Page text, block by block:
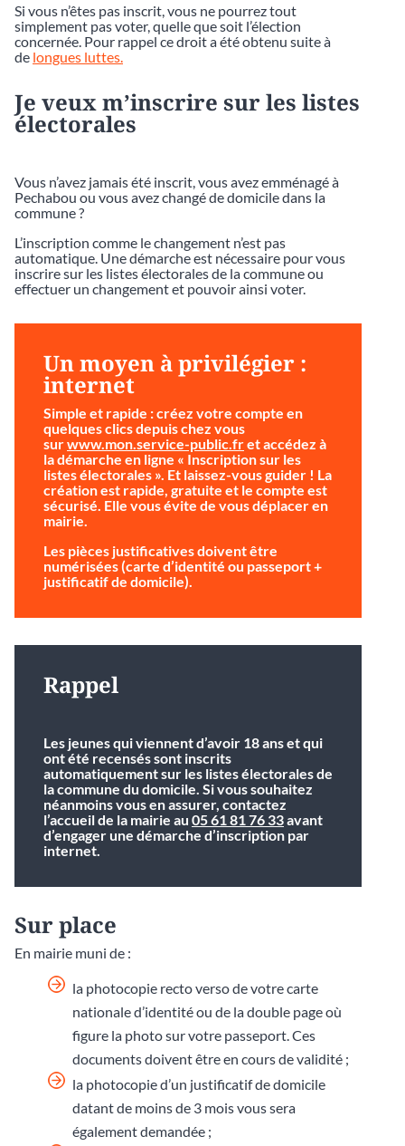
Si vous n’êtes pas inscrit, vous ne pourrez tout
simplement pas voter, quelle que soit l’élection
concernée. Pour rappel ce droit a été obtenu suite à
de longues luttes.
Je veux m’inscrire sur les listes
électorales
Vous n’avez jamais été inscrit, vous avez emménagé à
Pechabou ou vous avez changé de domicile dans la
commune ?
L’inscription comme le changement n’est pas
automatique. Une démarche est nécessaire pour vous
inscrire sur les listes électorales de la commune ou
effectuer un changement et pouvoir ainsi voter.
Un moyen à privilégier :
internet
Simple et rapide : créez votre compte en
quelques clics depuis chez vous
surwww.mon.service-public.fret accédez à
la démarche en ligne « Inscription sur les
listes électorales ». Et laissez-vous guider ! La
création est rapide, gratuite et le compte est
sécurisé. Elle vous évite de vous déplacer en
mairie.
Les pièces justificatives doivent être
numérisées (carte d’identité ou passeport +
justificatif de domicile).
Rappel
Les jeunes qui viennent d’avoir 18 ans et qui
ont été recensés sont inscrits
automatiquement sur les listes électorales de
la commune du domicile. Si vous souhaitez
néanmoins vous en assurer, contactez
l’accueil de la mairie au 05 61 81 76 33avant
d’engager une démarche d’inscription par
internet.
Sur place
En mairie muni de :
la photocopie recto verso de votre carte
nationale d’identité ou de la double page où
figure la photo sur votre passeport. Ces
documents doivent être en cours de validité ;
la photocopie d’un justificatif de domicile
datant de moins de 3 mois vous sera
également demandée ;